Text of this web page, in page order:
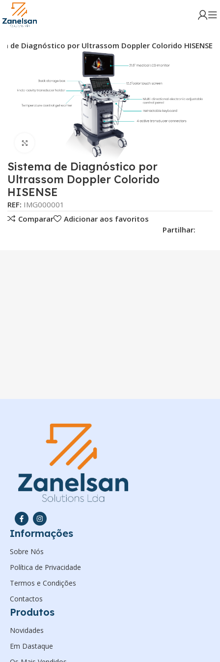
de Diagnóstico por Ultrassom Doppler Colorido HISENSE
Click para aumentar
Sistema de Diagnóstico por
Ultrassom Doppler Colorido
HISENSE
REF: IMG000001
Comparar
Adicionar aos favoritos
Partilhar:
Informações
Sobre Nós
Política de Privacidade
Termos e Condições
Contactos
Produtos
Novidades
Em Dastaque